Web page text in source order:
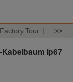
Factory Tour >>
Ip67